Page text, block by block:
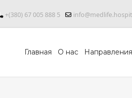
+(380) 67 005 888 5
Главная О нас